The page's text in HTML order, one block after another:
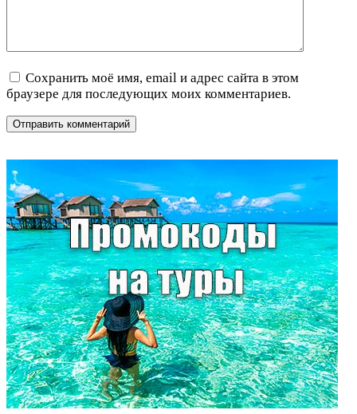
Сохранить моё имя, email и адрес сайта в этом
браузере для последующих моих комментариев.